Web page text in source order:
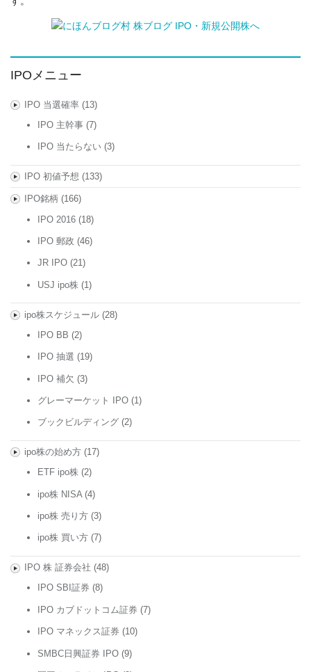
IPOメニュー
IPO 当選確率(13)
IPO 主幹事 (7)
IPO 当たらない (3)
IPO 初値予想 (133)
IPO銘柄 (166)
IPO 2016 (18)
IPO 郵政 (46)
JR IPO (21)
USJ ipo株 (1)
ipo株スケジュール(28)
IPO BB (2)
IPO 抽選 (19)
IPO 補欠 (3)
グレーマーケット IPO (1)
ブックビルディング (2)
ipo株の始め方(17)
ETF ipo株 (2)
ipo株 NISA (4)
ipo株 売り方 (3)
ipo株 買い方 (7)
IPO 株 証券会社 (48)
IPO SBI証券 (8)
IPO カブドットコム証券 (7)
IPO マネックス証券 (10)
SMBC日興証券 IPO (9)